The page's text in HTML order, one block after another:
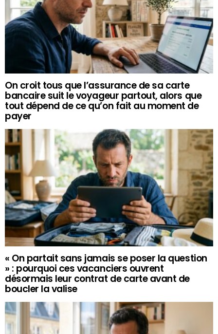
On croit tous que l’assurance de sa carte
bancaire suit le voyageur partout, alors que
tout dépend de ce qu’on fait au moment de
payer
« On partait sans jamais se poser la question
» : pourquoi ces vacanciers ouvrent
désormais leur contrat de carte avant de
boucler la valise